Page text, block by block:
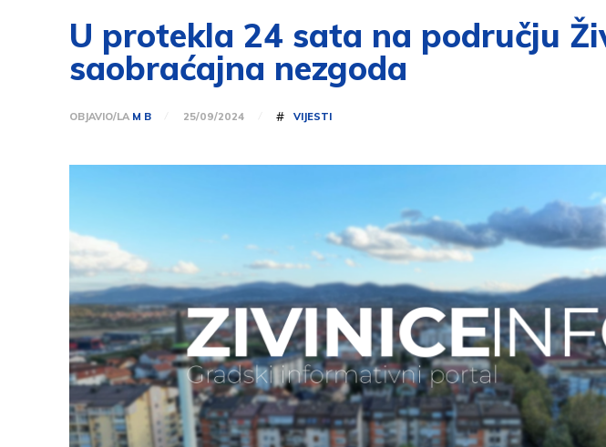
U protekla 24 sata na području
saobraćajna nezgoda
OBJAVIO/LA M B 25/09/2024 # VIJESTI